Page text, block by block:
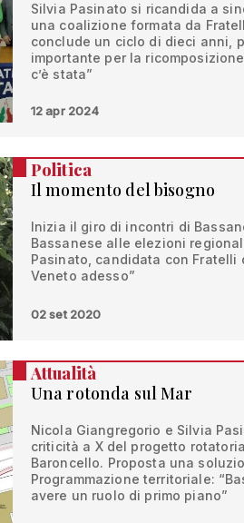
Silvia Pasinato si ricandida a
una coalizione formata da
conclude un ciclo di dieci anni,
importante per la
c’è stata”
12 apr 2024
Politica
Il momento del bisogno
Inizia il giro di incontri di
Bassanese alle elezioni
Pasinato, candidata con Fratelli
Veneto adesso”
02 set 2020
Attualità
Una rotonda sul Mar
Nicola Giangregorio e Silvia
criticità a X del progetto
Baroncello. Proposta una
Programmazione territoriale:
avere un ruolo di primo piano”